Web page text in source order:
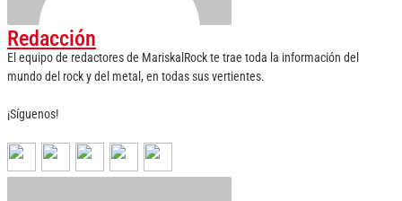
Redacción
El equipo de redactores de MariskalRock te trae toda la información del
mundo del rock y del metal, en todas sus vertientes.
¡Síguenos!